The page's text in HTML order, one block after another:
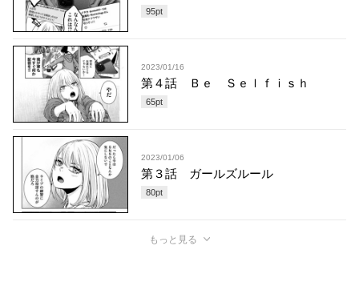
95pt
2023/01/16
第４話 Ｂｅ Ｓｅｌｆｉｓｈ
65pt
2023/01/06
第３話 ガールズルール
80pt
もっと見る